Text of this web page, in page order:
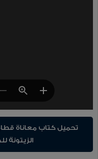
تحميل كتاب معاناة
الزيتونة